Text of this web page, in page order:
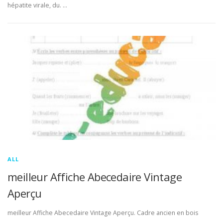
hépatite virale, du. …
ALL
meilleur Affiche Abecedaire Vintage
Aperçu
meilleur Affiche Abecedaire Vintage Aperçu. Cadre ancien en bois